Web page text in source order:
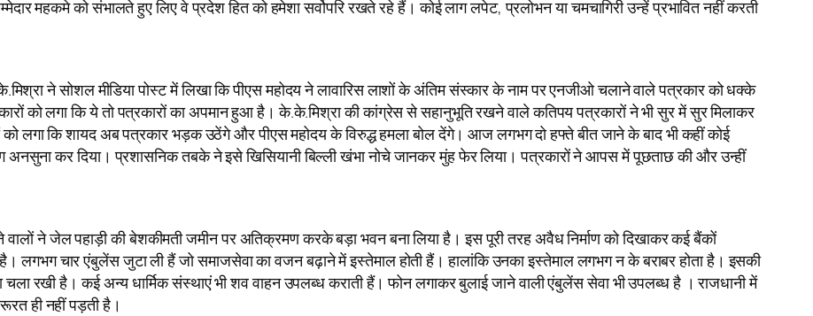
महकमे को संभालते हुए लिए वे प्रदेश हित को हमेशा सर्वोपरि रखते रहे हैं। कोई लाग लपेट, प्रलोभन या चमचागिरी उन्हें प्रभावित नहीं करती
ने सोशल मीडिया पोस्ट में लिखा कि पीएस महोदय ने लावारिस लाशों के अंतिम संस्कार के नाम पर एनजीओ चलाने वाले पत्रकार को धक्के
को लगा कि ये तो पत्रकारों का अपमान हुआ है। के.के.मिश्रा की कांग्रेस से सहानुभूति रखने वाले कतिपय पत्रकारों ने भी सुर में सुर मिलाकर
लगा कि शायद अब पत्रकार भड़क उठेंगे और पीएस महोदय के विरुद्ध हमला बोल देंगे। आज लगभग दो हफ्ते बीत जाने के बाद भी कहीं कोई
अनसुना कर दिया। प्रशासनिक तबके ने इसे खिसियानी बिल्ली खंभा नोचे जानकर मुंह फेर लिया। पत्रकारों ने आपस में पूछताछ की और उन्हीं
ने जेल पहाड़ी की बेशकीमती जमीन पर अतिक्रमण करके बड़ा भवन बना लिया है। इस पूरी तरह अवैध निर्माण को दिखाकर कई बैंकों
चार एंबुलेंस जुटा ली हैं जो समाजसेवा का वजन बढ़ाने में इस्तेमाल होती हैं। हालांकि उनका इस्तेमाल लगभग न के बराबर होता है। इसकी
रखी है। कई अन्य धार्मिक संस्थाएं भी शव वाहन उपलब्ध कराती हैं। फोन लगाकर बुलाई जाने वाली एंबुलेंस सेवा भी उपलब्ध है । राजधानी में
ही नहीं पड़ती है।